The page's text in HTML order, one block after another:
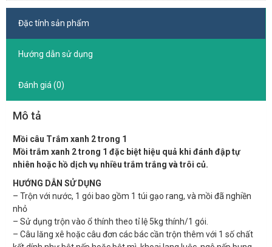
Đặc tính sản phẩm
Hướng dẫn sử dụng
Đánh giá (0)
Mô tả
Mồi câu Trắm xanh 2 trong 1
Mồi trắm xanh 2 trong 1 đặc biệt hiệu quả khi đánh đập tự
nhiên hoặc hồ dịch vụ nhiều trắm trắng và trôi củ.
HƯỚNG DẪN SỬ DỤNG
– Trộn với nước, 1 gói bao gồm 1 túi gạo rang, và mồi đã nghiền
nhỏ
– Sử dụng trộn vào ổ thính theo tỉ lệ 5kg thính/1 gói.
– Câu lăng xê hoặc câu đơn các bác cần trộn thêm với 1 số chất